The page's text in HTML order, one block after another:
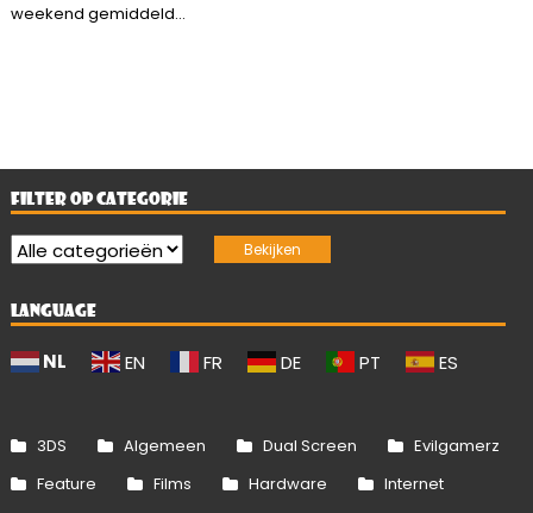
weekend gemiddeld...
FILTER OP CATEGORIE
LANGUAGE
NL EN FR DE PT ES
3DS Algemeen Dual Screen
Evilgamerz
Feature
Films Hardware
Internet